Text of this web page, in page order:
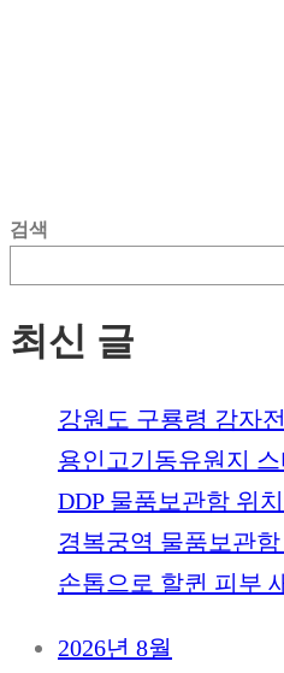
검색
최신 글
강원도 구룡령 감자
용인고기동유원지 스
DDP 물품보관함 위
경복궁역 물품보관
손톱으로 할퀸 피부
2026년 8월